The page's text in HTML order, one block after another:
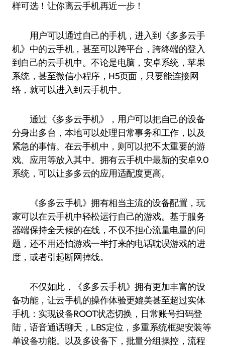
样可选！让你离云手机再近一步！
用户可以通过自己的手机，进入到《多多云手
机》中的云手机，甚至可以跨平台，跨终端的登入
到自己的云手机中。不论是电脑，安卓系统，苹果
系统，甚至微信小程序，H5页面，只要能连接网
络，就可以进入到云手机中。
通过《多多云手机》，用户可以把自己的设备
分身出多台，本地可以处理日常事务和工作，以及
紧急的事情。在云手机中，则可以把不太重要的游
戏、应用等放入其中。拥有云手机中最新的安卓9.0
系统，可以让多多云的应用适配度更高。
《多多云手机》拥有相当主流的设备配置，玩
家可以在云手机中轻松运行自己的游戏。基于服务
器端保持全天候的在线，不仅不担心流量电量的问
题，还不用还怕游戏一半打来的电话耽误游戏的进
度，或者引起断网掉线。
不仅如此，《多多云手机》拥有更加丰富的设
备功能，让云手机的操作体验更媲美甚至超过实体
手机：实现设备ROOT状态切换，日常账号扫码登
陆，语音通话聊天，LBS定位，多重系统框架安装等
单设备功能。以及多设备下，批量分组操控，流程